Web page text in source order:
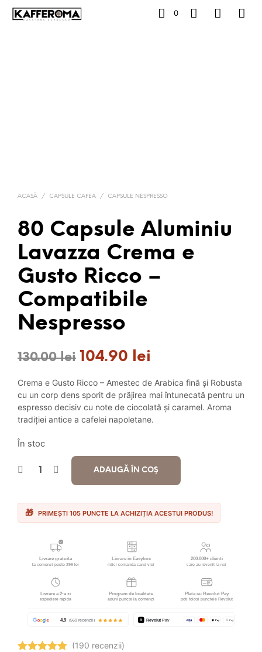
0
ACASĂ / CAPSULE CAFEA / CAPSULE NESPRESSO
80 Capsule Aluminiu
Lavazza Crema e
Gusto Ricco –
Compatibile
Nespresso
130.00lei Prețul
inițial
a
fost:
104.90 lei
curent
este:
104.90 lei.
Crema e Gusto Ricco – Amestec de Arabica fină și Robusta
cu un corp dens sporit de prăjirea mai întunecată pentru un
espresso decisiv cu note de ciocolată și caramel. Aroma
tradiției antice a cafelei napoletane.
În stoc
ADAUGĂ ÎN COȘ
PRIMEȘTI 105 PUNCTE LA ACHIZIȚIA ACESTUI PRODUS!
(190 recenzii)